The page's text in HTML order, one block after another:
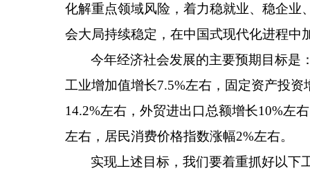
化解重点领域风险，着力稳就业、稳企业
会大局持续稳定，在中国式现代化进程中
今年经济社会发展的主要预期目标是
工业增加值增长7.5%左右，固定资产投资
14.2%左右，外贸进出口总额增长10%左
左右，居民消费价格指数涨幅2%左右。
实现上述目标，我们要着重抓好以下